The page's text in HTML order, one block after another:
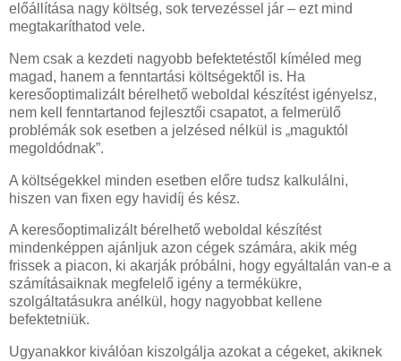
előállítása nagy költség, sok tervezéssel jár – ezt mind
megtakaríthatod vele.
Nem csak a kezdeti nagyobb befektetéstől kíméled meg
magad, hanem a fenntartási költségektől is. Ha
keresőoptimalizált bérelhető weboldal készítést igényelsz,
nem kell fenntartanod fejlesztői csapatot, a felmerülő
problémák sok esetben a jelzésed nélkül is „maguktól
megoldódnak”.
A költségekkel minden esetben előre tudsz kalkulálni,
hiszen van fixen egy havidíj és kész.
A keresőoptimalizált bérelhető weboldal készítést
mindenképpen ajánljuk azon cégek számára, akik még
frissek a piacon, ki akarják próbálni, hogy egyáltalán van-e a
számításaiknak megfelelő igény a termékükre,
szolgáltatásukra anélkül, hogy nagyobbat kellene
befektetniük.
Ugyanakkor kiválóan kiszolgálja azokat a cégeket, akiknek